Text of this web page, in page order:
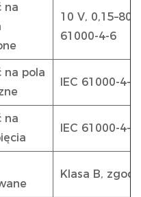
na
10 V, 0,15–80
61000-4-6
na pola
IEC 61000-4-8
na
IEC 61000-4-
Klasa B,